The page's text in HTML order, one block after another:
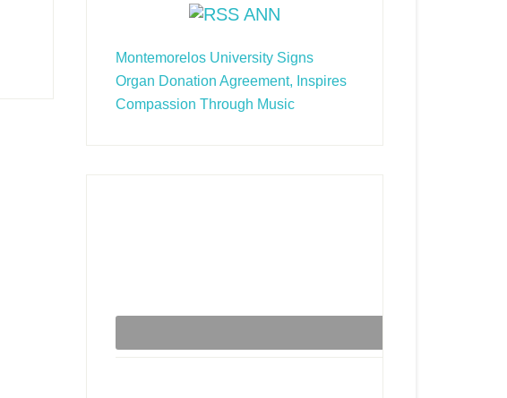
ANN
Montemorelos University Signs
Organ Donation Agreement, Inspires
Compassion Through Music